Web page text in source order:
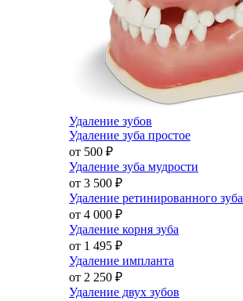
Удаление зубов
Удаление зуба простое
от 500 ₽
Удаление зуба мудрости
от 3 500 ₽
Удаление ретинированного зуба
от 4 000 ₽
Удаление корня зуба
от 1 495 ₽
Удаление импланта
от 2 250 ₽
Удаление двух зубов